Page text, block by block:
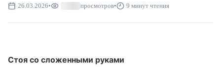
26.03.2026• просмотров• 9 минут чтения
Стоя со сложенными руками